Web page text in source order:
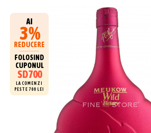
AI
3%
REDUCERE
FOLOSIND
CUPONUL
SD700
LA COMENZI
PESTE 700 LEI